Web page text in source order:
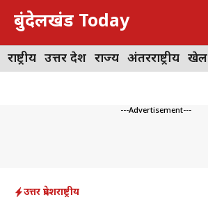
Skip
content
बुंदेलखंड Today
राष्ट्रीय उत्तर प्रदेश राज्य अंतरराष्ट्रीय खेल
---Advertisement---
उत्तर प्रदेशराष्ट्रीय